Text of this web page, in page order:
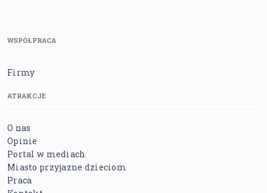
WSPÓŁPRACA
Firmy
ATRAKCJE
O nas
Opinie
Portal w mediach
Miasto przyjazne dzieciom
Praca